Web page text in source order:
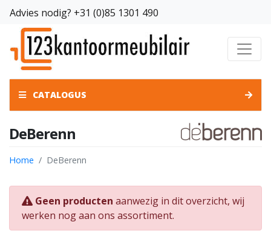
Advies nodig? +31 (0)85 1301 490
CATALOGUS
DeBerenn
Home DeBerenn
Geen producten aanwezig in dit overzicht, wij
werken nog aan ons assortiment.